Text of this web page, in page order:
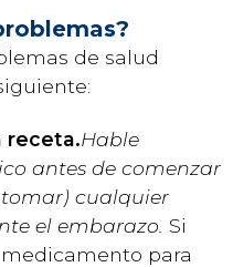
de salud
receta.Hable
antes de comenzar
cualquier
el embarazo. Si
para